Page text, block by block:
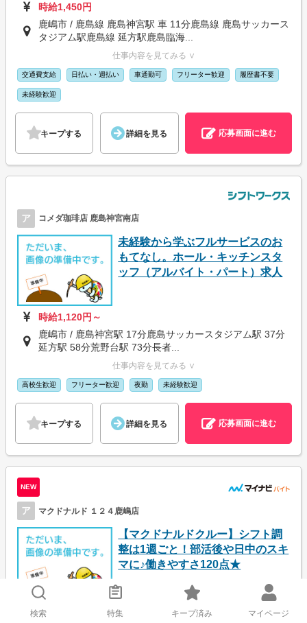
時給1,450円
鹿嶋市 / 鹿島線 鹿島神宮駅 車 11分鹿島線 鹿島サッカース
タジアム駅鹿島線 延方駅鹿島臨海...
仕事内容を見てみる ∨
交通費支給 日払い・週払い 車通勤可 フリーター歓迎 履歴書不要
未経験歓迎
キープする 詳細を見る 応募画面に進む
ア コメダ珈琲店 鹿島神宮南店
未経験から学ぶフルサービスのお
もてなし。ホール・キッチンスタ
ッフ（アルバイト・パート）求人
時給1,120円～
鹿嶋市 / 鹿島神宮駅 17分鹿島サッカースタジアム駅 37分
延方駅 58分荒野台駅 73分長者...
仕事内容を見てみる ∨
高校生歓迎 フリーター歓迎 夜勤 未経験歓迎
キープする 詳細を見る 応募画面に進む
NEW
ア マクドナルド １２４鹿嶋店
【マクドナルドクルー】シフト調
整は1週ごと！部活後や日中のスキ
マに♪働きやすさ120点★
時給1,075円
検索 特集 キープ済み マイページ